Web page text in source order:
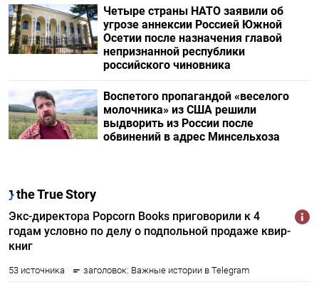
Четыре страны НАТО заявили об
угрозе аннексии Россией Южной
Осетии после назначения главой
непризнанной республики
российского чиновника
Воспетого пропагандой «веселого
молочника» из США решили
выдворить из России после
обвинений в адрес Минсельхоза